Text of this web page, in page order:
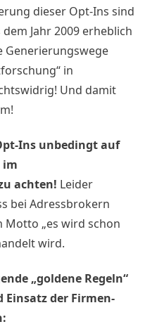
dieser Opt-Ins sind
Jahr 2009 erheblich
Generierungswege
in
Und damit
Ins unbedingt auf
im
achten! Leider
bei Adressbrokern
Motto „es wird schon
wird.
„goldene Regeln“
der Firmen-